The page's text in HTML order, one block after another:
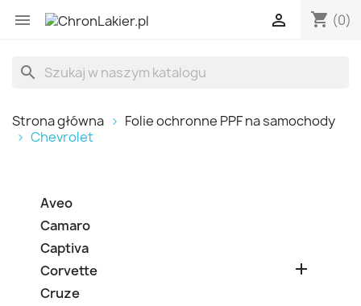
 shopping_cart (0)

search
Strona główna
Folie ochronne PPF na samochody
Chevrolet
Aveo
Camaro
Captiva
Corvette

Cruze